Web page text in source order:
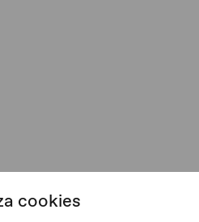
cookies